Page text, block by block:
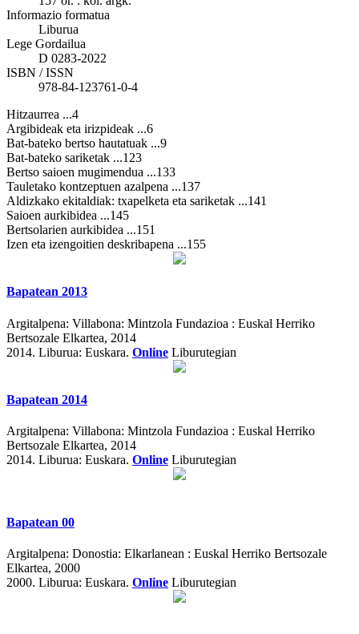
Informazio formatua
Liburua
Lege Gordailua
D 0283-2022
ISBN / ISSN
978-84-123761-0-4
Hitzaurrea ...4
Argibideak eta irizpideak ...6
Bat-bateko bertso hautatuak ...9
Bat-bateko sariketak ...123
Bertso saioen mugimendua ...133
Tauletako kontzeptuen azalpena ...137
Aldizkako ekitaldiak: txapelketa eta sariketak ...141
Saioen aurkibidea ...145
Bertsolarien aurkibidea ...151
Izen eta izengoitien deskribapena ...155
Bapatean 2013
Argitalpena: Villabona: Mintzola Fundazioa : Euskal Herriko
Bertsozale Elkartea, 2014
2014. Liburua: Euskara. Online Liburutegian
Bapatean 2014
Argitalpena: Villabona: Mintzola Fundazioa : Euskal Herriko
Bertsozale Elkartea, 2014
2014. Liburua: Euskara. Online Liburutegian
Bapatean 00
Argitalpena: Donostia: Elkarlanean : Euskal Herriko Bertsozale
Elkartea, 2000
2000. Liburua: Euskara. Online Liburutegian